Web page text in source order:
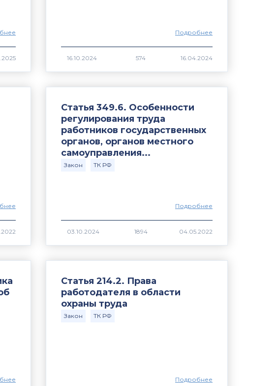
Подробнее
574
Статья 349.6. Особенности
регулирования труда
работников государственных
органов, органов местного
самоуправления...
Закон ТК РФ
Подробнее
1894
Статья 214.2. Права
работодателя в области
охраны труда
Закон ТК РФ
Подробнее